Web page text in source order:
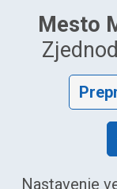
Mesto
Nastavenie